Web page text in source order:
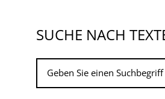
SUCHE NACH